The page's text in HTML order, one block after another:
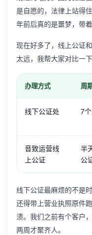
是自愿的，法律上站得
年前后真的是噩梦，带
现在好多了，线上公证
太远，我帮大家对比一下
办理方式 周
线下公证处 7
音致运营线
上公证
半
公
线下公证最麻烦的不是
还得带上营业执照原件
溃。我们之前有个客户
两周才聚齐人。